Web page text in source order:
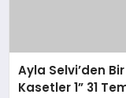
Ayla Selvi’den Bir
Kasetler 1” 31